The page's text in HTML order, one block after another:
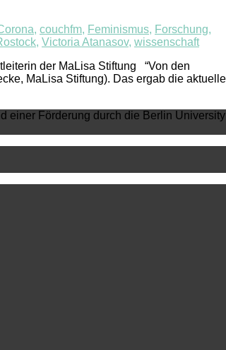
, couchfm, Feminismus, Forschung,
, Victoria Atanasov, wissenschaft
der MaLisa Stiftung “Von den
MaLisa Stiftung). Das ergab die aktuelle
einer Förderung durch die Berlin University